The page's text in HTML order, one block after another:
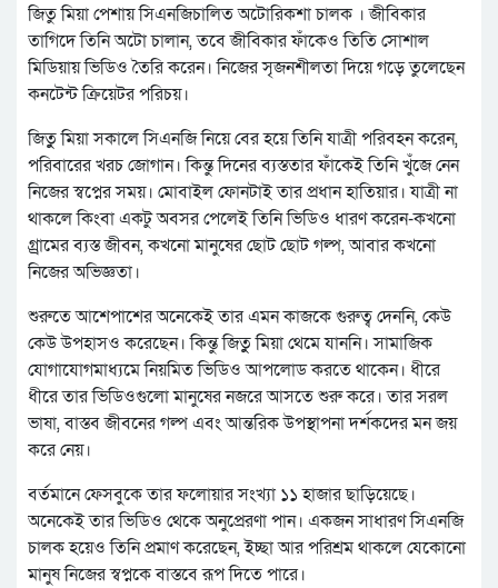
জিতু মিয়া পেশায় সিএনজিচালিত অটোরিকশা চালক । জীবিকার
তাগিদে তিনি অটো চালান, তবে জীবিকার ফাঁকেও তিতি সোশাল
মিডিয়ায় ভিডিও তৈরি করেন। নিজের সৃজনশীলতা দিয়ে গড়ে তুলেছেন
কনটেন্ট ক্রিয়েটর পরিচয়।
জিতুু মিয়া সকালে সিএনজি নিয়ে বের হয়ে তিনি যাত্রী পরিবহন করেন,
পরিবারের খরচ জোগান। কিন্তু দিনের ব্যস্ততার ফাঁকেই তিনি খুঁজে নেন
নিজের স্বপ্নের সময়। মোবাইল ফোনটাই তার প্রধান হাতিয়ার। যাত্রী না
থাকলে কিংবা একটু অবসর পেলেই তিনি ভিডিও ধারণ করেন-কখনো
গ্র্রামের ব্যস্ত জীবন, কখনো মানুষের ছোট ছোট গল্প, আবার কখনো
নিজের অভিজ্ঞতা।
শুরুতে আশেপাশের অনেকেই তার এমন কাজকে গুরুত্ব দেননি, কেউ
কেউ উপহাসও করেছেন। কিন্তু জিতুু মিয়া থেমে যাননি। সামাজিক
যোগাযোগমাধ্যমে নিয়মিত ভিডিও আপলোড করতে থাকেন। ধীরে
ধীরে তার ভিডিওগুলো মানুষের নজরে আসতে শুরু করে। তার সরল
ভাষা, বাস্তব জীবনের গল্প এবং আন্তরিক উপস্থাপনা দর্শকদের মন জয়
করে নেয়।
বর্তমানে ফেসবুকে তার ফলোয়ার সংখ্যা ১১ হাজার ছাড়িয়েছে।
অনেকেই তার ভিডিও থেকে অনুপ্রেরণা পান। একজন সাধারণ সিএনজি
চালক হয়েও তিনি প্রমাণ করেছেন, ইচ্ছা আর পরিশ্রম থাকলে যেকোনো
মানুষ নিজের স্বপ্নকে বাস্তবে রূপ দিতে পারে।